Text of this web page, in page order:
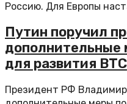
Россию. Для Европы
Путин поручил
дополнительные
для развития ВТС
Президент РФ Владимир